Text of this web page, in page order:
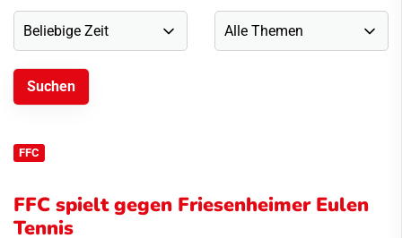
FFC
FFC spielt gegen Friesenheimer Eulen
Tennis